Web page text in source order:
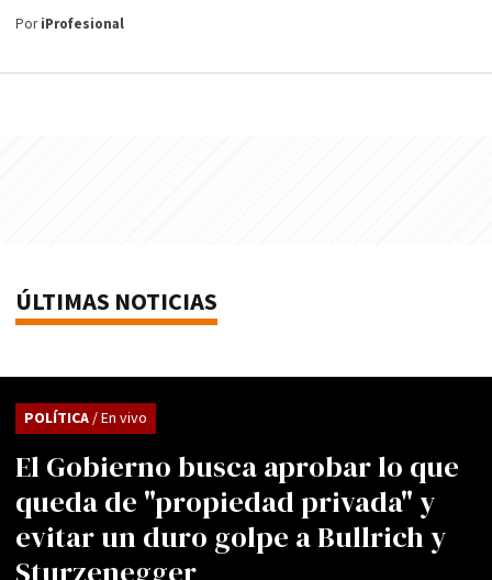
PoriProfesional
ÚLTIMAS NOTICIAS
El Gobierno busca aprobar lo que
queda de "propiedad privada" y
evitar un duro golpe a Bullrich y
POLÍTICA/ En vivo